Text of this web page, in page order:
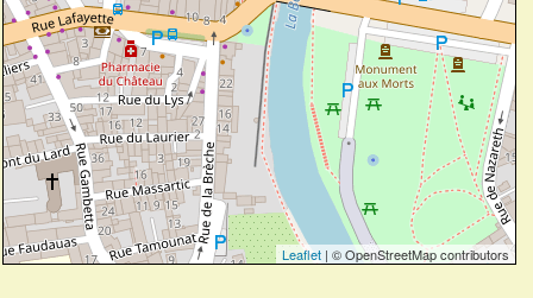
Leaflet | © OpenStreetMap contributors